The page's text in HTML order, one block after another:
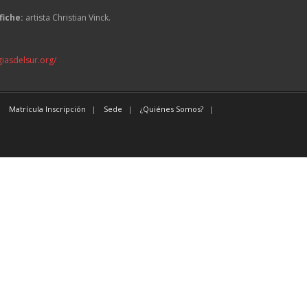
artista Christian Vinck.
Matrícula Inscripción Sede
¿Quiénes Somos?